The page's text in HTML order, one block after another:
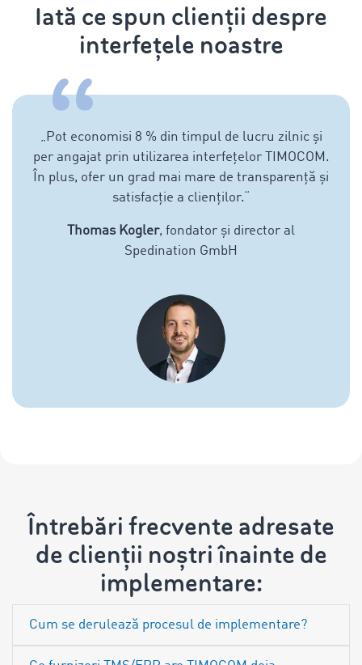
Iată ce spun clienții despre
interfețele noastre
„ Pot economisi 8 % din timpul de lucru zilnic și
per angajat prin utilizarea interfețelor TIMOCOM.
În plus, ofer un grad mai mare de transparență și
satisfacție a clienților.
Thomas Kogler, fondator și director al
Spedination GmbH
Întrebări frecvente adresate
de clienții noștri înainte de
implementare:
Cum se derulează procesul de implementare?